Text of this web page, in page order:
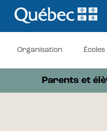
Organisation
Parents et